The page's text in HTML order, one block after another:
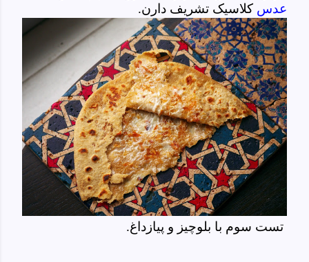
عدس کلاسیک تشریف دارن.
تست سوم با بلوچیز و پیازداغ.